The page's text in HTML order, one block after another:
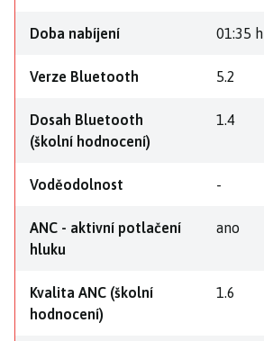
Doba nabíjení 01:35 h
Verze Bluetooth 5.2
Dosah Bluetooth
(školní hodnocení)
1.4
Voděodolnost -
ANC - aktivní potlačení
hluku
ano
Kvalita ANC (školní
hodnocení)
1.6